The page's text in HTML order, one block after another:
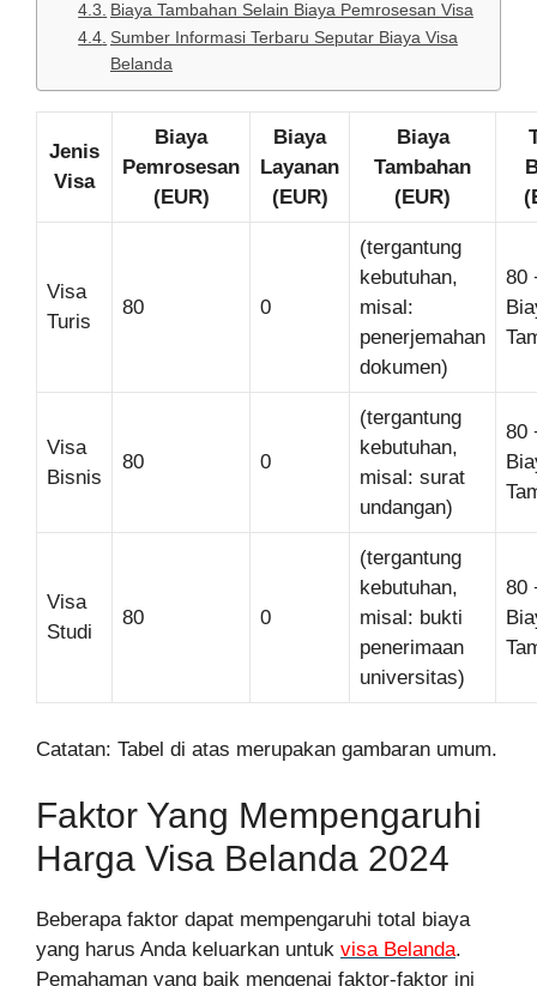
Biaya Tambahan Selain Biaya Pemrosesan Visa
Sumber Informasi Terbaru Seputar Biaya Visa
Belanda
Jenis
Visa
Biaya
Pemrosesan
(EUR)
Biaya
Layanan
(EUR)
Biaya
Tambahan
(EUR)
Visa
Turis
80 0
(tergantung
kebutuhan,
misal:
penerjemahan
dokumen)
80
Visa
Bisnis
80 0
(tergantung
kebutuhan,
misal: surat
undangan)
80
Visa
Studi
80 0
(tergantung
kebutuhan,
misal: bukti
penerimaan
universitas)
80
Catatan: Tabel di atas merupakan gambaran umum.
Faktor Yang Mempengaruhi
Harga Visa Belanda 2024
Beberapa faktor dapat mempengaruhi total biaya
yang harus Anda keluarkan untuk visa Belanda.
Pemahaman yang baik mengenai faktor-faktor ini